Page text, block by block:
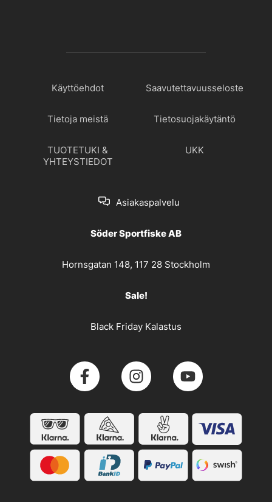
Käyttöehdot Saavutettavuusseloste
Tietoja meistä Tietosuojakäytäntö
TUOTETUKI &
YHTEYSTIEDOT
UKK
Asiakaspalvelu
Söder Sportfiske AB
Hornsgatan 148, 117 28 Stockholm
Sale!
Black Friday Kalastus